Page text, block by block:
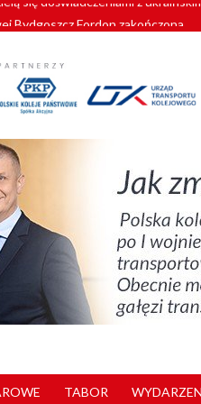
Bydgoszcz Fordon zakończona
pociągi od PESA. Sześć
GySEV gotowe
się doświadczeniami z
TABOR